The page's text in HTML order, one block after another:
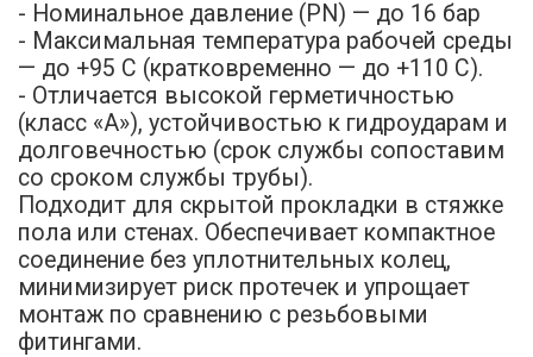
- Номинальное давление (PN) — до 16 бар
- Максимальная температура рабочей среды
— до +95 C (кратковременно — до +110 C).
- Отличается высокой герметичностью
(класс «А»), устойчивостью к гидроударам и
долговечностью (срок службы сопоставим
со сроком службы трубы).
Подходит для скрытой прокладки в стяжке
пола или стенах. Обеспечивает компактное
соединение без уплотнительных колец,
минимизирует риск протечек и упрощает
монтаж по сравнению с резьбовыми
фитингами.